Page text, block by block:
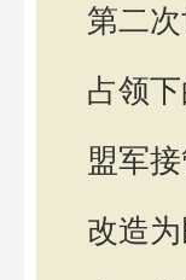
第二
占领
盟军
改造